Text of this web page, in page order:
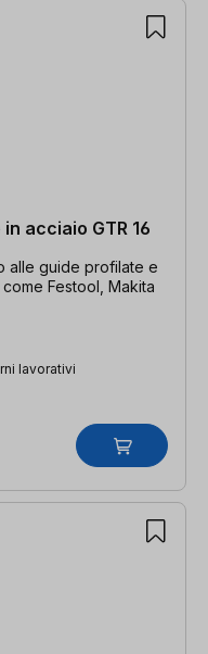
acciaio GTR 16
alle guide profilate e
Festool, Makita
lavorativi